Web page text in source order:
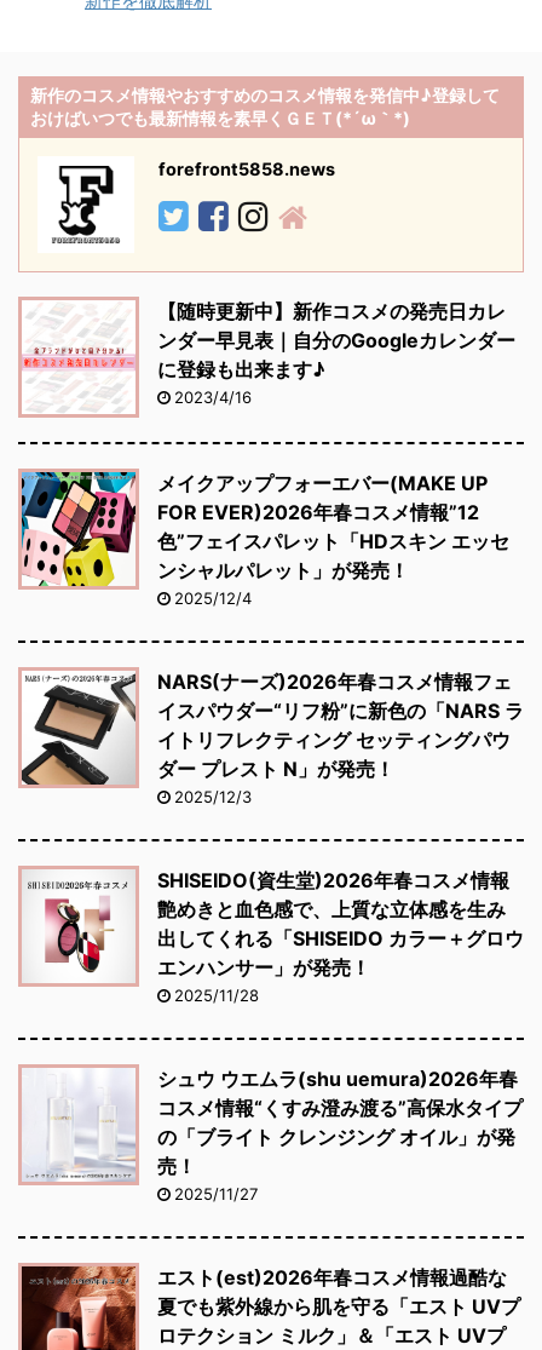
新作のコスメ情報やおすすめのコスメ情報を発信中♪登録して
おけばいつでも最新情報を素早くＧＥＴ(*´ω｀*)
forefront5858.news
【随時更新中】新作コスメの発売日カレ
ンダー早見表｜自分のGoogleカレンダー
に登録も出来ます♪
2023/4/16
メイクアップフォーエバー(MAKE UP
FOR EVER)2026年春コスメ情報”12
色”フェイスパレット「HDスキン エッセ
ンシャルパレット」が発売！
2025/12/4
NARS(ナーズ)2026年春コスメ情報フェ
イスパウダー“リフ粉”に新色の「NARS ラ
イトリフレクティング セッティングパウ
ダー プレスト N」が発売！
2025/12/3
SHISEIDO(資生堂)2026年春コスメ情報
艶めきと血色感で、上質な立体感を生み
出してくれる「SHISEIDO カラー＋グロウ
エンハンサー」が発売！
2025/11/28
シュウ ウエムラ(shu uemura)2026年春
コスメ情報“くすみ澄み渡る”高保水タイプ
の「ブライト クレンジング オイル」が発
売！
2025/11/27
エスト(est)2026年春コスメ情報過酷な
夏でも紫外線から肌を守る「エスト UVプ
ロテクション ミルク」＆「エスト UVプ